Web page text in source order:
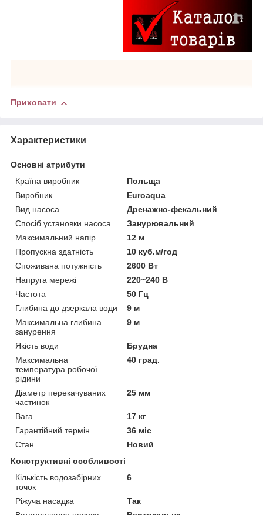
Приховати
Характеристики
Основні атрибути
Країна виробник
Польща
Виробник
Euroaqua
Вид насоса
Дренажно-фекальний
Спосіб установки насоса
Занурювальний
Максимальний напір
12 м
Пропускна здатність
10 куб.м/год
Споживана потужність
2600 Вт
Напруга мережі
220~240 В
Частота
50 Гц
Глибина до дзеркала води
9 м
Максимальна глибина
занурення
9 м
Якість води
Брудна
Максимальна
температура робочої
рідини
40 град.
Діаметр перекачуваних
частинок
25 мм
Вага
17 кг
Гарантійний термін
36 міс
Стан
Новий
Конструктивні особливості
Кількість водозабірних
точок
6
Ріжуча насадка
Так